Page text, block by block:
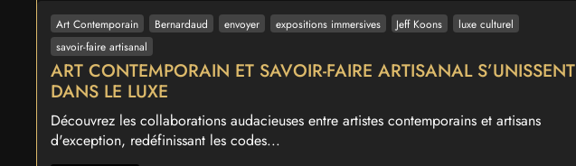
Art Contemporain Bernardaud envoyer expositions immersives Jeff Koons
luxe culturel
savoir-faire artisanal
ART CONTEMPORAIN ET SAVOIR-FAIRE ARTISANAL S’UNISSENT
DANS LE LUXE
Découvrez les collaborations audacieuses entre artistes contemporains et artisans
d'exception, redéfinissant les codes...